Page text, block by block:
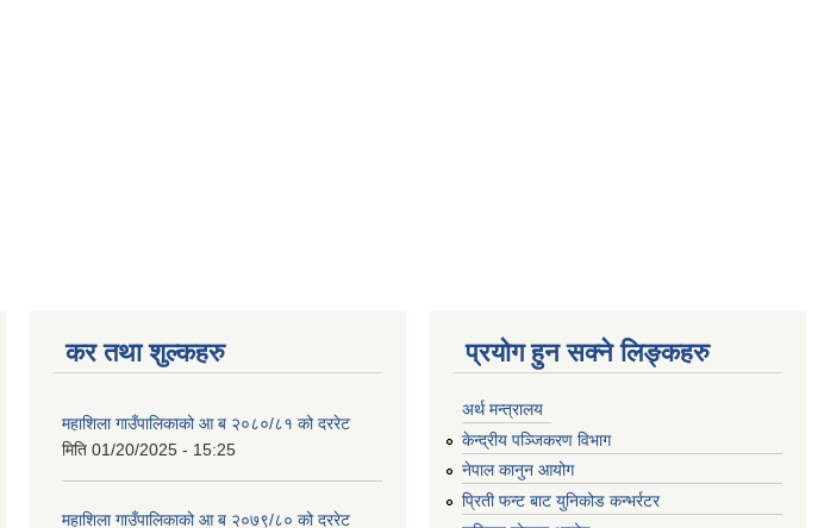
कर तथा शुल्कहरु
महाशिला गाउँपालिकाको आ ब २०८०/८१ को दररेट
मिति 01/20/2025 - 15:25
महाशिला गाउँपालिकाको आ ब २०७९/८० को दररेट
प्रयोग हुन सक्ने लिङ्कहरु
अर्थ मन्त्रालय
केन्द्रीय पञ्जिकरण विभाग
नेपाल कानुन आयोग
प्रिती फन्ट बाट युनिकोड कन्भर्रटर